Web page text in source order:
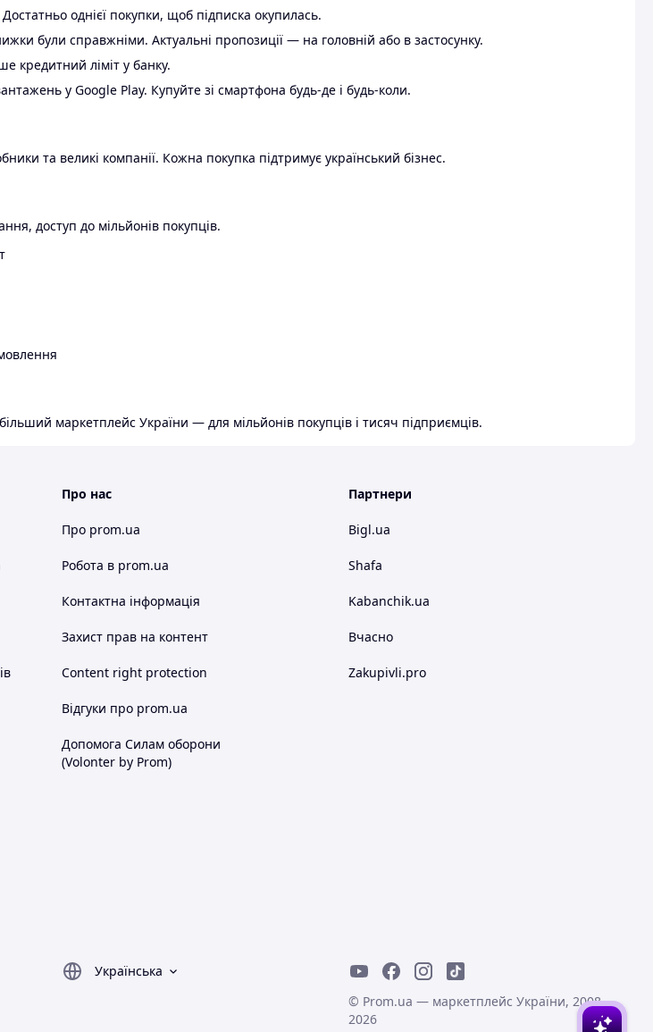
однієї покупки, щоб підписка окупилась.
були справжніми. Актуальні пропозиції — на головній або в застосунку.
кредитний ліміт у банку.
у Google Play. Купуйте зі смартфона будь-де і будь-коли.
та великі компанії. Кожна покупка підтримує український бізнес.
доступ до мільйонів покупців.
маркетплейс України — для мільйонів покупців і тисяч підприємців.
Про нас
Про prom.ua
Робота в prom.ua
Контактна інформація
Захист прав на контент
Content right protection
Відгуки про prom.ua
Допомога Силам оборони
(Volonter by Prom)
Партнери
Bigl.ua
Shafa
Kabanchik.ua
Вчасно
Zakupivli.pro
Українська
© Prom.ua — маркетплейс України, 2008-
2026